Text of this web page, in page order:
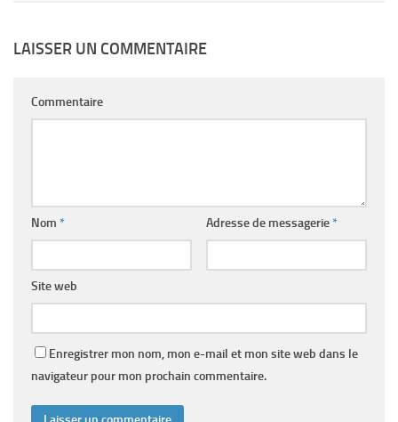
LAISSER UN COMMENTAIRE
Commentaire
Nom * Adresse de messagerie*
Site web
Enregistrer mon nom, mon e-mail et mon site web dans le
navigateur pour mon prochain commentaire.